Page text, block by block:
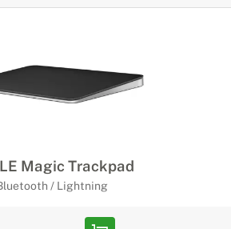
Magic Trackpad
/ Lightning